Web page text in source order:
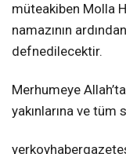
müteakiben Molla
namazının
defnedilecektir.
Merhumeye
yakınlarına ve tüm